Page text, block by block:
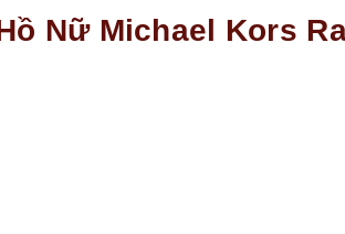
Nữ Michael Kors